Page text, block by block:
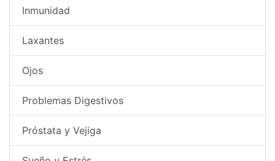
Inmunidad
Laxantes
Ojos
Problemas Digestivos
Próstata y Vejiga